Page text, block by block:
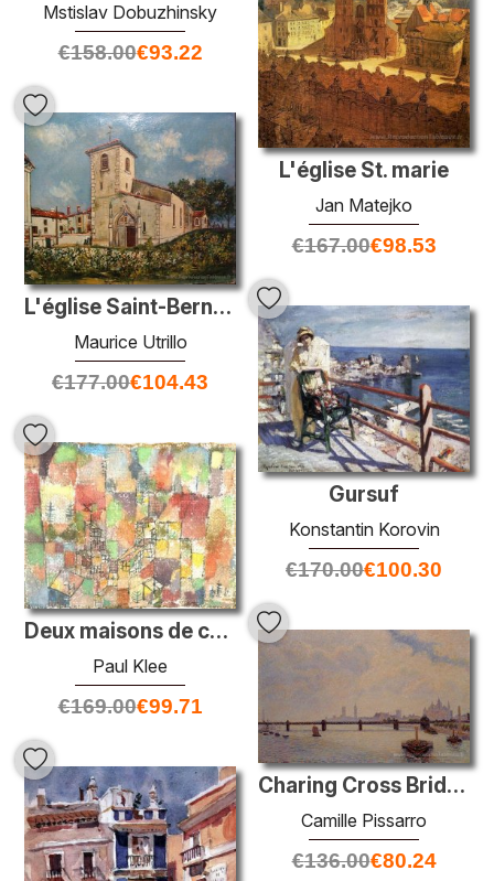
Mstislav Dobuzhinsky
€158.00€93.22
L'église St. marie
Jan Matejko
€167.00€98.53
L'église Saint-Bernard, Ain, en été
Maurice Utrillo
€177.00€104.43
Gursuf
Konstantin Korovin
€170.00€100.30
Deux maisons de campagne
Paul Klee
€169.00€99.71
Charing Cross Bridge, Londres
Camille Pissarro
€136.00€80.24